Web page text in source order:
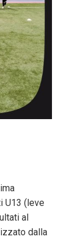
U13 (leve
al
dalla